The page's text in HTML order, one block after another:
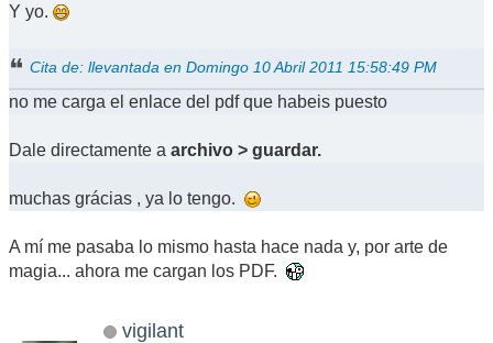
Y yo.
Cita de: llevantada en Domingo 10 Abril 2011 15:58:49 PM
no me carga el enlace del pdf que habeis puesto
Dale directamente a archivo > guardar.
muchas grácias , ya lo tengo.
A mí me pasaba lo mismo hasta hace nada y, por arte de
magia... ahora me cargan los PDF.
vigilant